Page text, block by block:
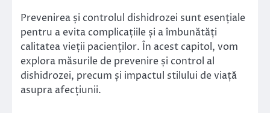
Prevenirea și controlul dishidrozei sunt esențiale
pentru a evita complicațiile și a îmbunătăți
calitatea vieții pacienților. În acest capitol, vom
explora măsurile de prevenire și control al
dishidrozei, precum și impactul stilului de viață
asupra afecțiunii.